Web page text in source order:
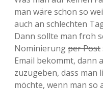
g
u
e
/
M
e
s
s
e
-
man wäre schon so
auch an schlechten
Dann sollte man froh
Nominierungper Post
Email bekommt, dann
zuzugeben, dass man
möchte, wenn man